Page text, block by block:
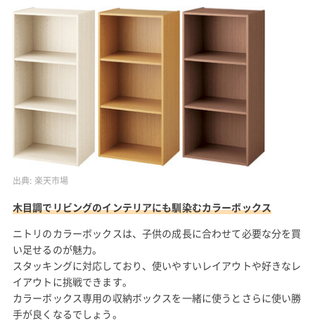
出典: 楽天市場
木目調でリビングのインテリアにも馴染むカラーボックス
ニトリのカラーボックスは、子供の成長に合わせて必要な分を買
い足せるのが魅力。
スタッキングに対応しており、使いやすいレイアウトや好きなレ
イアウトに挑戦できます。
カラーボックス専用の収納ボックスを一緒に使うとさらに使い勝
手が良くなるでしょう。